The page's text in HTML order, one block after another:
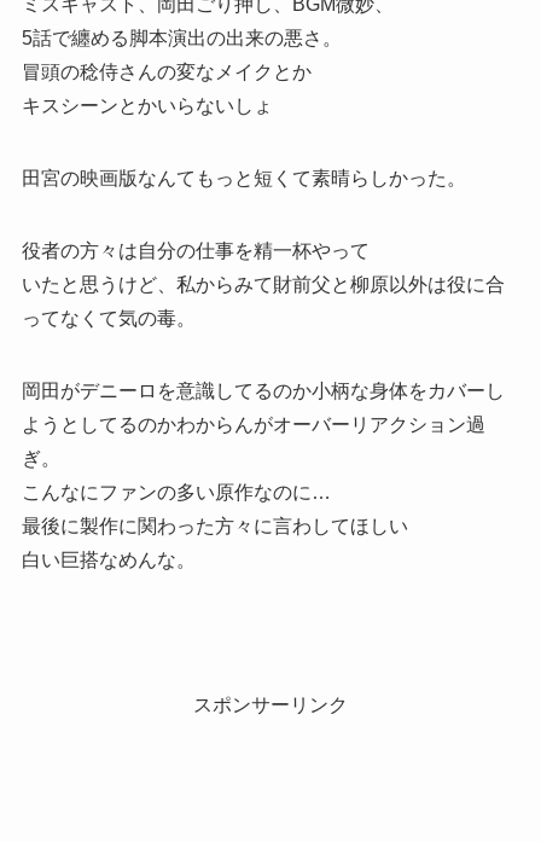
ミスキャスト、岡田ごり押し、BGM微妙、
5話で纏める脚本演出の出来の悪さ。
冒頭の稔侍さんの変なメイクとか
キスシーンとかいらないしょ
田宮の映画版なんてもっと短くて素晴らしかった。
役者の方々は自分の仕事を精一杯やって
いたと思うけど、私からみて財前父と柳原以外は役に合
ってなくて気の毒。
岡田がデニーロを意識してるのか小柄な身体をカバーし
ようとしてるのかわからんがオーバーリアクション過
ぎ。
こんなにファンの多い原作なのに…
最後に製作に関わった方々に言わしてほしい
白い巨搭なめんな。
スポンサーリンク